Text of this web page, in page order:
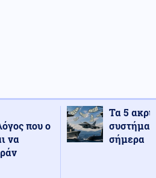
που ο
να
Τα 5
σήμερα